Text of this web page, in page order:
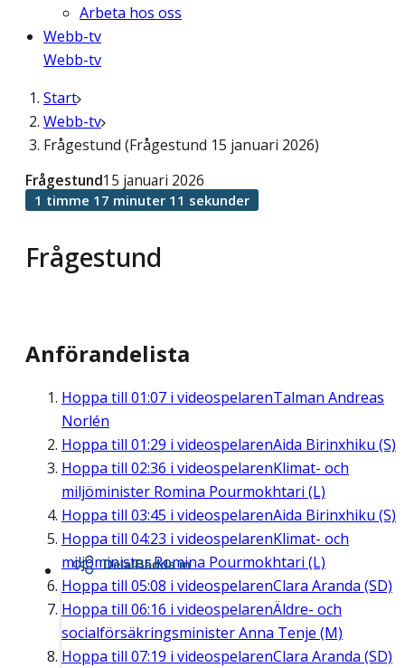
Arbeta hos oss
Webb-tv
Webb-tv
Start
Webb-tv
Frågestund (Frågestund 15 januari 2026)
Frågestund
Frågestund15 januari 2026
1 timme 17 minuter 11 sekunder
Anförandelista
Hoppa till 01:07 i videospelarenTalman Andreas
Norlén
Hoppa till 01:29 i videospelarenAida Birinxhiku (S)
Hoppa till 02:36 i videospelarenKlimat- och
miljöminister Romina Pourmokhtari (L)
Hoppa till 03:45 i videospelarenAida Birinxhiku (S)
Hoppa till 04:23 i videospelarenKlimat- och
miljöminister Romina Pourmokhtari (L)
Hoppa till 05:08 i videospelarenClara Aranda (SD)
Hoppa till 06:16 i videospelarenÄldre- och
socialförsäkringsminister Anna Tenje (M)
Hoppa till 07:19 i videospelarenClara Aranda (SD)
Dela/Bädda in